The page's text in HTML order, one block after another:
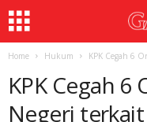
Home Hukum KPK Cegah 6
KPK Cegah 6
Negeri